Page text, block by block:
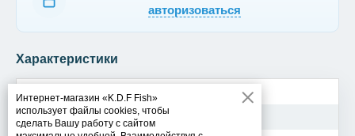
Интернет-магазин «K.D.F Fish»
использует файлы cookies, чтобы
сделать Вашу работу с сайтом
авторизоваться
Характеристики
Bergos 130-8008
Вес
8,2 гр